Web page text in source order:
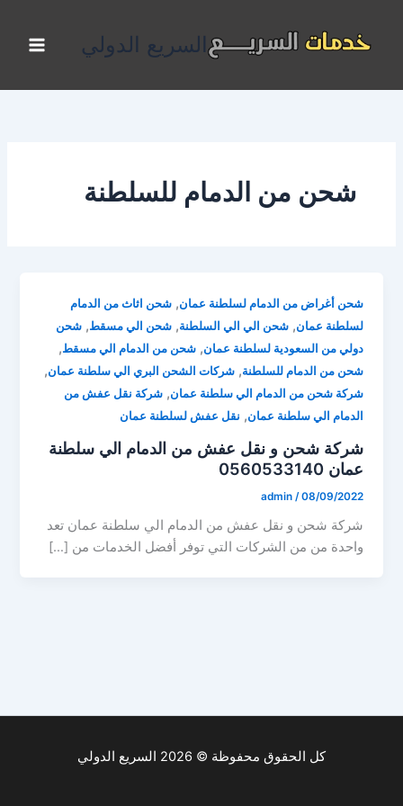
المحتوى
السريع الدولي
شحن من الدمام للسلطنة
شحن أغراض من الدمام لسلطنة عمان,شحن اثاث من الدمام
لسلطنة عمان,شحن الي الي السلطنة,شحن الي مسقط,شحن
دولي من السعودية لسلطنة عمان,شحن من الدمام الي مسقط,
شحن من الدمام للسلطنة,شركات الشحن البري الي سلطنة عمان,
شركة شحن من الدمام الي سلطنة عمان,شركة نقل عفش من
الدمام الي سلطنة عمان, نقل عفش لسلطنة عمان
شركة شحن و نقل عفش من الدمام الي سلطنة
عمان 0560533140
admin /08/09/2022
شركة شحن و نقل عفش من الدمام الي سلطنة عمان تعد
واحدة من من الشركات التي توفر أفضل الخدمات من […]
كل الحقوق محفوظة © 2026 السريع الدولي